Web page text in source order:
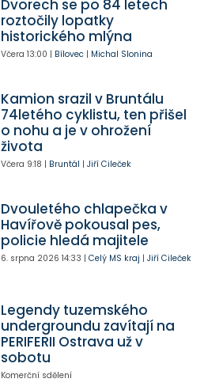
Dvorech se po 84 letech
roztočily lopatky
historického mlýna
Včera 13:00 | Bílovec| Michal Slonina
Kamion srazil v Bruntálu
74letého cyklistu, ten přišel
o nohu a je v ohrožení
života
Včera 9:18 | Bruntál | Jiří Cileček
Dvouletého chlapečka v
Havířově pokousal pes,
policie hledá majitele
6. srpna 2026 14:33 | Celý MS kraj | Jiří Cileček
Legendy tuzemského
undergroundu zavítají na
PERIFERII Ostrava už v
sobotu
Komerční sdělení